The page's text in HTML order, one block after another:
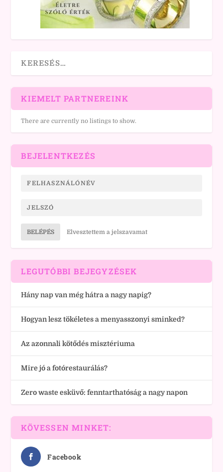
KIEMELT PARTNEREINK
There are currently no listings to show.
BEJELENTKEZÉS
BELÉPÉS Elvesztettem a jelszavamat
LEGUTÓBBI BEJEGYZÉSEK
Hány nap van még hátra a nagy napig?
Hogyan lesz tökéletes a menyasszonyi sminked?
Az azonnali kötődés misztériuma
Mire jó a fotórestaurálás?
Zero waste esküvő: fenntarthatóság a nagy napon
KÖVESSEN MINKET:
Facebook